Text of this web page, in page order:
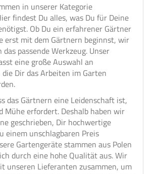
in unserer Kategorie
findest Du alles, was Du für Deine
Ob Du ein erfahrener Gärtner
erst mit dem Gärtnern beginnst, wir
passende Werkzeug. Unser
eine große Auswahl an
Dir das Arbeiten im Garten
das Gärtnern eine Leidenschaft ist,
Mühe erfordert. Deshalb haben wir
geschrieben, Dir hochwertige
einem unschlagbaren Preis
Gartengeräte stammen aus Polen
durch eine hohe Qualität aus. Wir
unseren Lieferanten zusammen, um